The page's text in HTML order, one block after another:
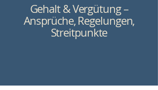
Gehalt & Vergütung –
Ansprüche, Regelungen,
Streitpunkte